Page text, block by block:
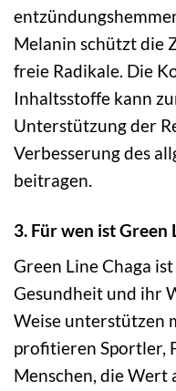
Melanin schützt die
freie Radikale. Die
Inhaltsstoffe kann
Unterstützung der
Verbesserung des
beitragen.
3. Für wen ist Green
Green Line Chaga
Gesundheit und ihr
Weise unterstützen
profitieren Sportler,
Menschen, die Wert